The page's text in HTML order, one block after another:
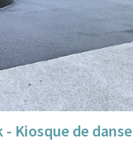
- Kiosque de danse